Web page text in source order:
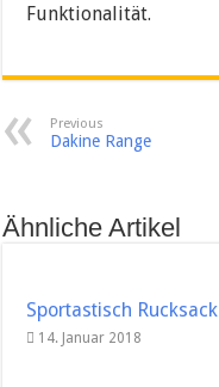
Funktionalität.
Previous
Dakine Range
Ähnliche Artikel
Sportastisch Rucksack
14. Januar 2018